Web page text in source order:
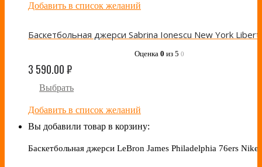
Добавить в список желаний
Оценка 0 из 5 0
3 590.00₽
Выбрать
Добавить в список желаний
Вы добавили товар в корзину:
Баскетбольная джерси LeBron James Philadelphia 76ers Nike